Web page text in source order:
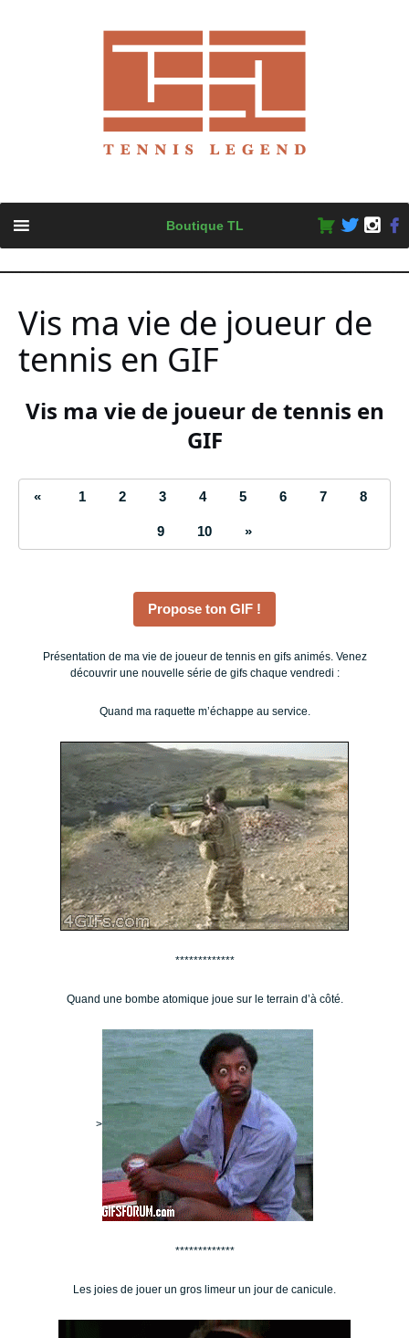
content
Boutique TL
Vis ma vie de joueur de
tennis en GIF
Vis ma vie de joueur de tennis en
GIF
« 1 2 3 4 5 6 7 8
9 10 »
Propose ton GIF !
Présentation de ma vie de joueur de tennis en gifs animés. Venez
découvrir une nouvelle série de gifs chaque vendredi :
Quand ma raquette m’échappe au service.
*************
Quand une bombe atomique joue sur le terrain d’à côté.
>
*************
Les joies de jouer un gros limeur un jour de canicule.